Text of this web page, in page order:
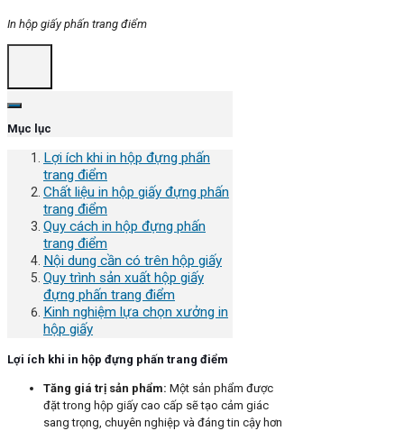
In hộp giấy phấn trang điểm
Mục lục
Lợi ích khi in hộp đựng phấn
trang điểm
Chất liệu in hộp giấy đựng phấn
trang điểm
Quy cách in hộp đựng phấn
trang điểm
Nội dung cần có trên hộp giấy
Quy trình sản xuất hộp giấy
đựng phấn trang điểm
Kinh nghiệm lựa chọn xưởng in
hộp giấy
Lợi ích khi in hộp đựng phấn trang điểm
Tăng giá trị sản phẩm: Một sản phẩm được
đặt trong hộp giấy cao cấp sẽ tạo cảm giác
sang trọng, chuyên nghiệp và đáng tin cậy hơn